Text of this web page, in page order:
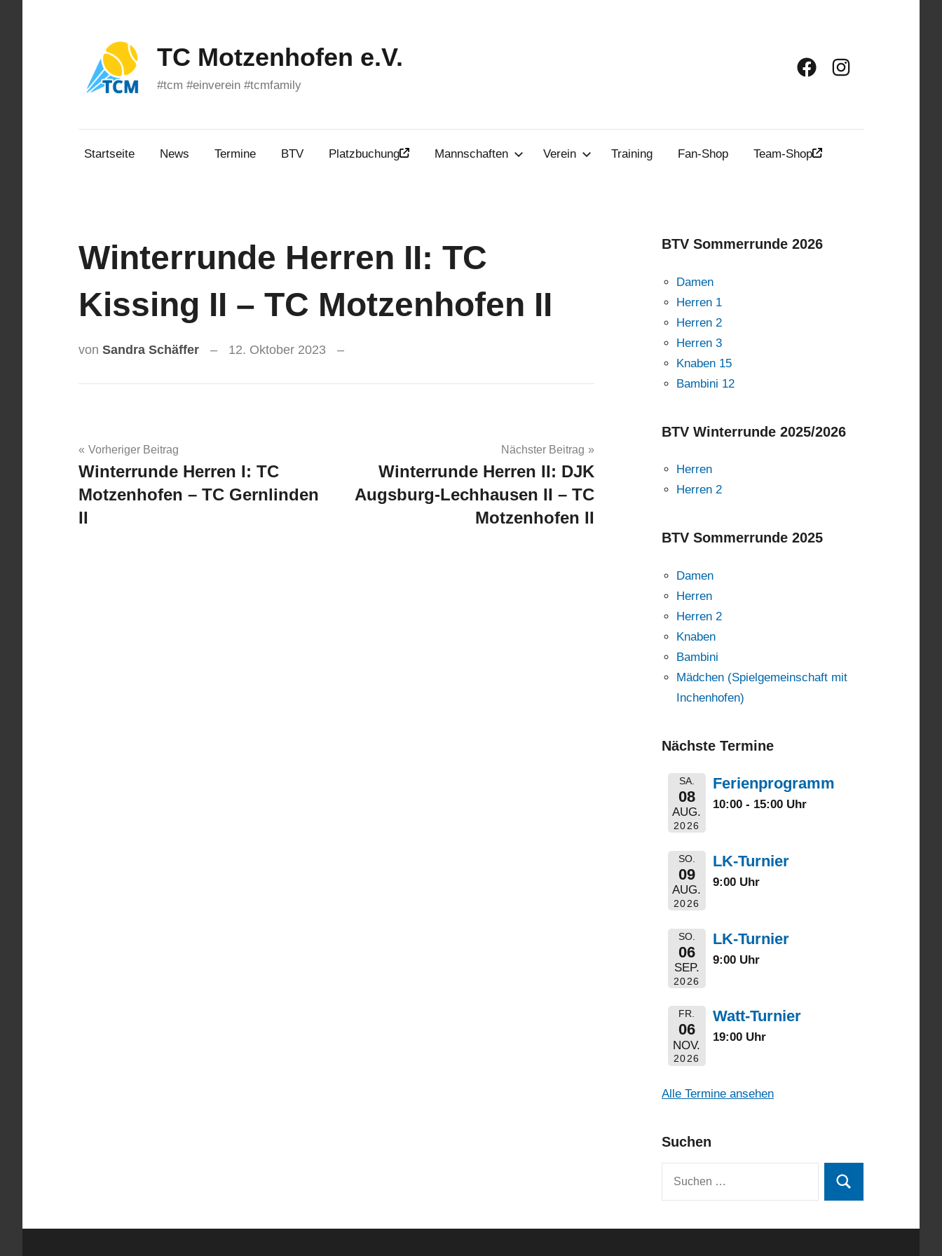
TC Motzenhofen e.V.
#tcm #einverein #tcmfamily
FacebookInstagram
Startseite News Termine BTV Platzbuchung Mannschaften Verein Training Fan-Shop Team-Shop
Winterrunde Herren II: TC
Kissing II – TC Motzenhofen II
von Sandra Schäffer 12. Oktober 2023
Beitragsnavigation
Vorheriger Beitrag
Winterrunde Herren I: TC
Motzenhofen – TC Gernlinden
II
Nächster Beitrag
Winterrunde Herren II: DJK
Augsburg-Lechhausen II – TC
Motzenhofen II
BTV Sommerrunde 2026
Damen
Herren 1
Herren 2
Herren 3
Knaben 15
Bambini 12
BTV Winterrunde 2025/2026
Herren
Herren 2
BTV Sommerrunde 2025
Damen
Herren
Herren 2
Knaben
Bambini
Mädchen (Spielgemeinschaft mit
Inchenhofen)
Nächste Termine
SA.
08
AUG.
2026
Ferienprogramm
10:00 - 15:00 Uhr
SO.
09
AUG.
2026
LK-Turnier
9:00 Uhr
SO.
06
SEP.
2026
LK-Turnier
9:00 Uhr
FR.
06
NOV.
2026
Watt-Turnier
19:00 Uhr
Alle Termine ansehen
Suchen
Suchen